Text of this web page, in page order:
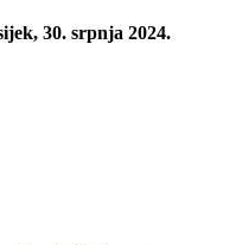
30. srpnja 2024.